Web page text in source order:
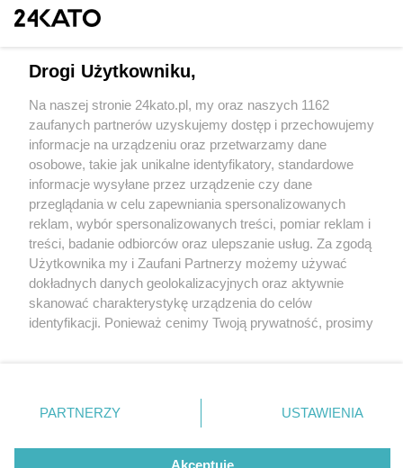
2 powstaje oryginalny lokal z... rumem
1 / 5
Wolni Ludzie Katowice
Wydawca mediów lokalnych
Nie zapomnij
zapoznać się z:
polityką prywatności regulamin korzystania z portali
Twojemiasto
Piekary Śląskie
Chorzów
Tarnowskie Góry
Gliwice
Skontakuj sięz nami
Kontakt
Wydawca
Redakcja
Drogi Użytkowniku,
Na naszej stronie 24kato.pl, my oraz naszych 1162
zaufanych partnerów uzyskujemy dostęp i przechowujemy
informacje na urządzeniu oraz przetwarzamy dane
osobowe, takie jak unikalne identyfikatory, standardowe
informacje wysyłane przez urządzenie czy dane
przeglądania w celu zapewniania spersonalizowanych
reklam, wybór spersonalizowanych treści, pomiar reklam i
treści, badanie odbiorców oraz ulepszanie usług. Za zgodą
Użytkownika my i Zaufani Partnerzy możemy używać
dokładnych danych geolokalizacyjnych oraz aktywnie
skanować charakterystykę urządzenia do celów
identyfikacji. Ponieważ cenimy Twoją prywatność, prosimy
prywatności znajdujący się w lewym dolnym rogu strony
. Niektóre rodzaje przetwarzania danych nie wymagają
zgody użytkownika, ale masz prawo sprzeciwić się
takiemu przetwarzaniu. Preferencje będą miały
PARTNERZY USTAWIENIA
Akceptuję